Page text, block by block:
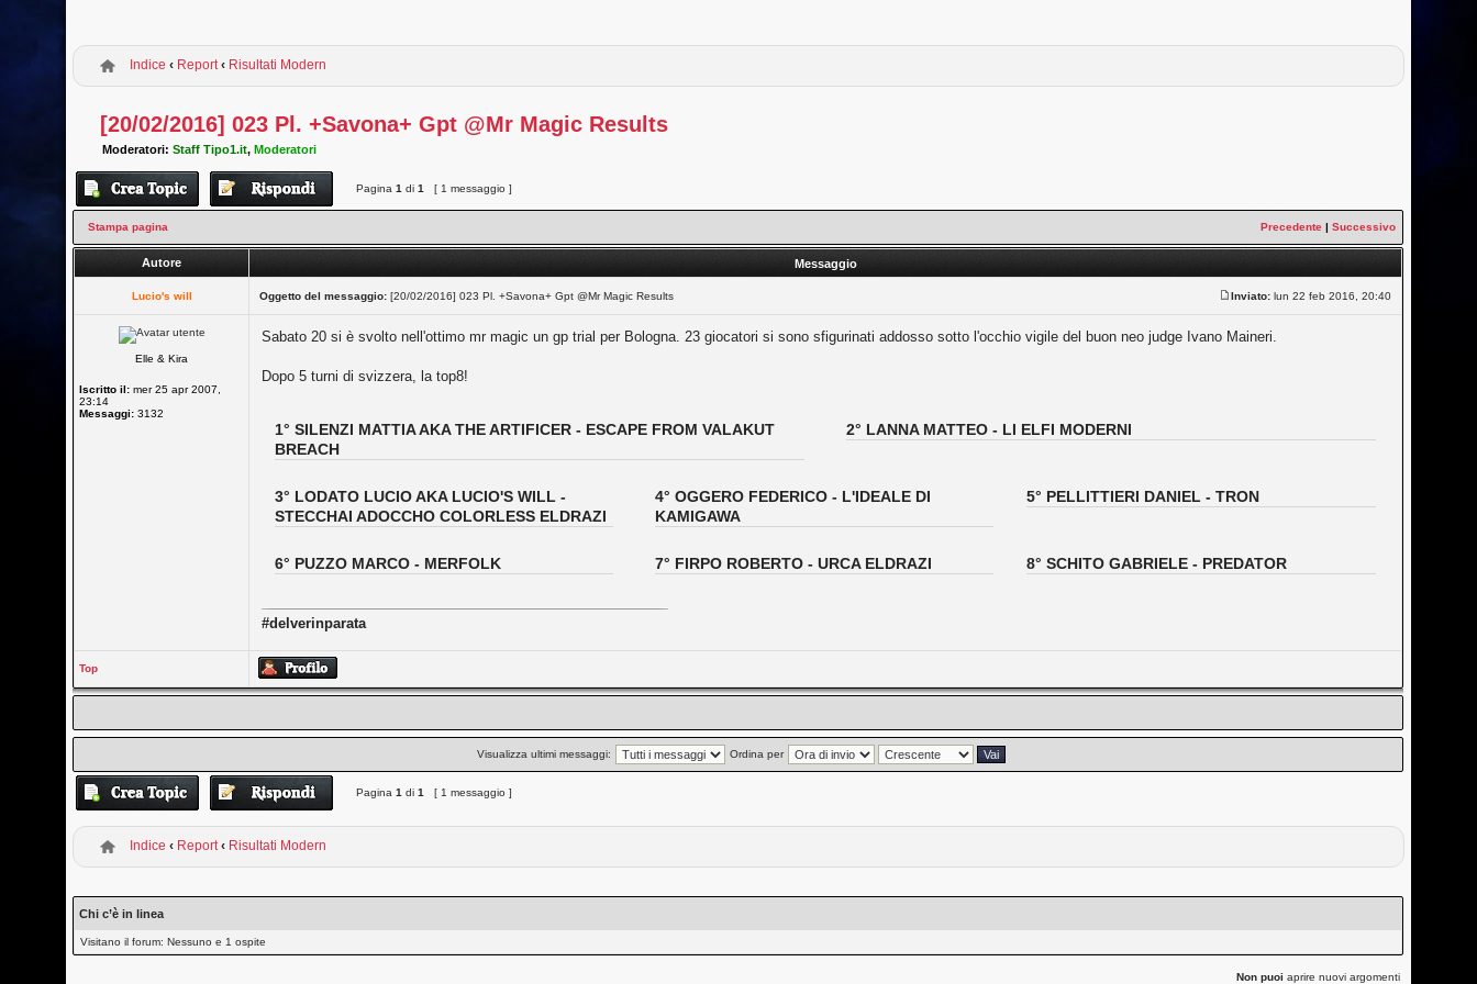
Indice ‹ Report ‹ Risultati Modern
[20/02/2016] 023 Pl. +Savona+ Gpt @Mr Magic Results
Moderatori:Staff Tipo1.it,Moderatori
Pagina1 di1 [ 1 messaggio ]
Stampa pagina Precedente |Successivo
Autore Messaggio
Lucio's will Oggetto del messaggio: [20/02/2016] 023 Pl. +Savona+ Gpt @Mr Magic Results Inviato: lun 22 feb 2016, 20:40
Elle & Kira
Iscritto il: mer 25 apr 2007,
23:14
Messaggi: 3132
Sabato 20 si è svolto nell'ottimo mr magic un gp trial per Bologna. 23 giocatori si sono sfigurinati addosso sotto l'occhio vigile del buon neo judge Ivano Maineri.
Dopo 5 turni di svizzera, la top8!
1° SILENZI MATTIA AKA THE ARTIFICER - ESCAPE FROM VALAKUT
BREACH
2° LANNA MATTEO - LI ELFI MODERNI
3° LODATO LUCIO AKA LUCIO'S WILL -
STECCHAI ADOCCHO COLORLESS ELDRAZI
4° OGGERO FEDERICO - L'IDEALE DI
KAMIGAWA
5° PELLITTIERI DANIEL - TRON
6° PUZZO MARCO - MERFOLK 7° FIRPO ROBERTO - URCA ELDRAZI 8° SCHITO GABRIELE - PREDATOR
#delverinparata
Top
Visualizza ultimi messaggi: Ordina per
Pagina1 di1 [ 1 messaggio ]
Indice ‹ Report ‹ Risultati Modern
Chi c’è in linea
Visitano il forum: Nessuno e 1 ospite
Non puoi aprire nuovi argomenti